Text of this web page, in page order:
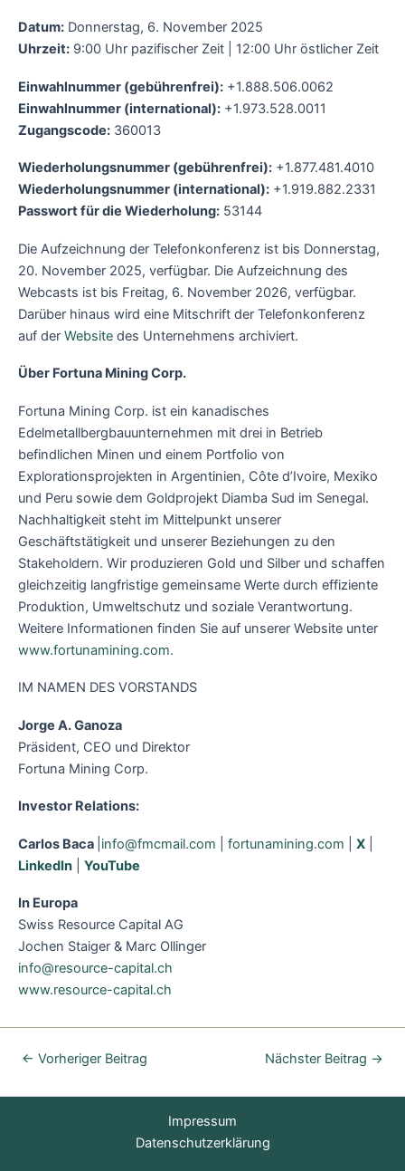
Datum: Donnerstag, 6. November 2025
Uhrzeit: 9:00 Uhr pazifischer Zeit | 12:00 Uhr östlicher Zeit
Einwahlnummer (gebührenfrei): +1.888.506.0062
Einwahlnummer (international): +1.973.528.0011
Zugangscode: 360013
Wiederholungsnummer (gebührenfrei): +1.877.481.4010
Wiederholungsnummer (international): +1.919.882.2331
Passwort für die Wiederholung: 53144
Die Aufzeichnung der Telefonkonferenz ist bis Donnerstag,
20. November 2025, verfügbar. Die Aufzeichnung des
Webcasts ist bis Freitag, 6. November 2026, verfügbar.
Darüber hinaus wird eine Mitschrift der Telefonkonferenz
auf der Website des Unternehmens archiviert.
Über Fortuna Mining Corp.
Fortuna Mining Corp. ist ein kanadisches
Edelmetallbergbauunternehmen mit drei in Betrieb
befindlichen Minen und einem Portfolio von
Explorationsprojekten in Argentinien, Côte d’Ivoire, Mexiko
und Peru sowie dem Goldprojekt Diamba Sud im Senegal.
Nachhaltigkeit steht im Mittelpunkt unserer
Geschäftstätigkeit und unserer Beziehungen zu den
Stakeholdern. Wir produzieren Gold und Silber und schaffen
gleichzeitig langfristige gemeinsame Werte durch effiziente
Produktion, Umweltschutz und soziale Verantwortung.
Weitere Informationen finden Sie auf unserer Website unter
www.fortunamining.com.
IM NAMEN DES VORSTANDS
Jorge A. Ganoza
Präsident, CEO und Direktor
Fortuna Mining Corp.
Investor Relations:
Carlos Baca info@fmcmail.com fortunamining.com X
LinkedIn
YouTube
In Europa
Swiss Resource Capital AG
Jochen Staiger & Marc Ollinger
info@resource-capital.ch
www.resource-capital.ch
← Vorheriger Beitrag Nächster Beitrag →
Impressum
Datenschutzerklärung